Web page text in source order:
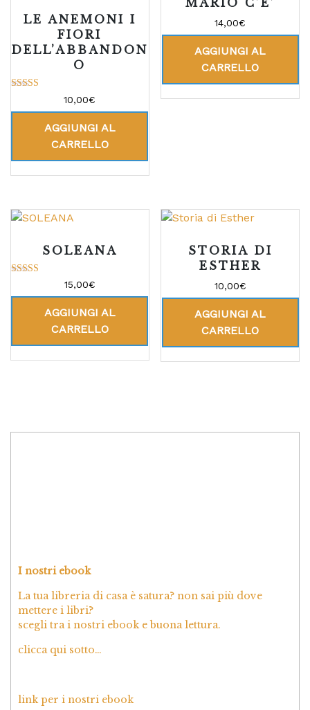
LE ANEMONI I
FIORI
DELL’ABBANDON
O
su 5
10,00€
AGGIUNGI AL
CARRELLO
MARIO C’E’
14,00€
AGGIUNGI AL
CARRELLO
SOLEANA
su 5
15,00€
AGGIUNGI AL
CARRELLO
STORIA DI
ESTHER
10,00€
AGGIUNGI AL
CARRELLO
I nostri ebook
La tua libreria di casa è satura? non sai più dove
mettere i libri?
scegli tra i nostri ebook e buona lettura.
clicca qui sotto…
link per i nostri ebook